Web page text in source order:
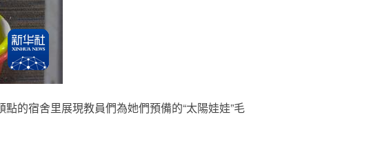
的宿舍里展現教員們為她們預備的“太陽娃娃”毛